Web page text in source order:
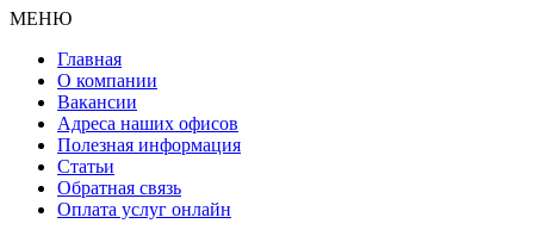
МЕНЮ
Главная
О компании
Вакансии
Адреса наших офисов
Полезная информация
Статьи
Обратная связь
Оплата услуг онлайн